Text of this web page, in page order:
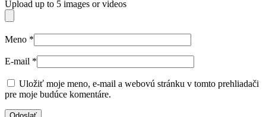
Upload up to 5 images or videos
Meno *
E-mail *
Uložiť moje meno, e-mail a webovú stránku v tomto prehliadači
pre moje budúce komentáre.